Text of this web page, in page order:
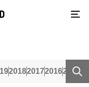
2018201720162015